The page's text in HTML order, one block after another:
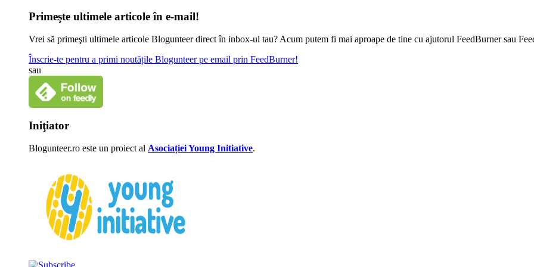
Primeşte ultimele articole în e-mail!
Vrei să primeşti ultimele articole Blogunteer direct în inbox-ul tau? Acum putem fi mai aproape de tine cu ajutorul FeedBurner sau
Înscrie-te pentru a primi noutățile Blogunteer pe email prin FeedBurner!
sau
Iniţiator
Blogunteer.ro este un proiect al Asociației Young Initiative.